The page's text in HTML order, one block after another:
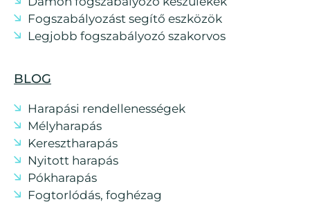
Fogszabályozást segítő eszközök
Legjobb fogszabályozó szakorvos
BLOG
Harapási rendellenességek
Mélyharapás
Keresztharapás
Nyitott harapás
Pókharapás
Fogtorlódás, foghézag